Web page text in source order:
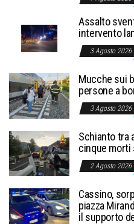
Assalto
intervento
3 Agosto 2026
Mucche sui
persone a
3 Agosto 2026
Schianto tra
cinque morti
2 Agosto 2026
Cassino,
piazza
il supporto